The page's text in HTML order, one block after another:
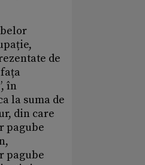
de
în
la suma de
din care
pagube
pagube